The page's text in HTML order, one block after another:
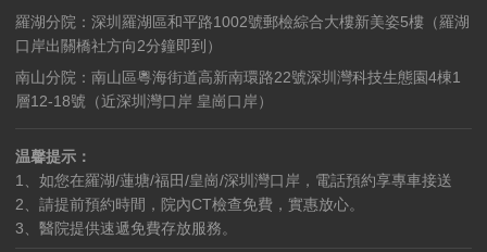
羅湖分院：深圳羅湖區和平路1002號郵檢綜合大樓新美姿5樓（羅湖
口岸出關橋社方向2分鐘即到）
南山分院：南山區粵海街道高新南環路22號深圳灣科技生態園4棟1
層12-18號（近深圳灣口岸 皇崗口岸）
温馨提示：
1、如您在羅湖/蓮塘/福田/皇崗/深圳灣口岸，電話預約享專車接送
2、請提前預約時間，院內CT檢查免費，實惠放心。
3、醫院提供速遞免費存放服務。